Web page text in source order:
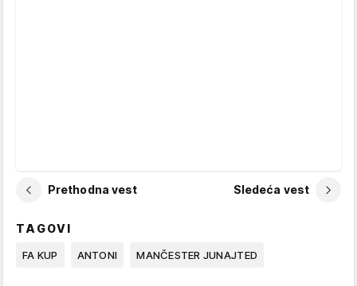
Prethodna vest Sledeća vest
TAGOVI
FA KUP ANTONI MANČESTER JUNAJTED